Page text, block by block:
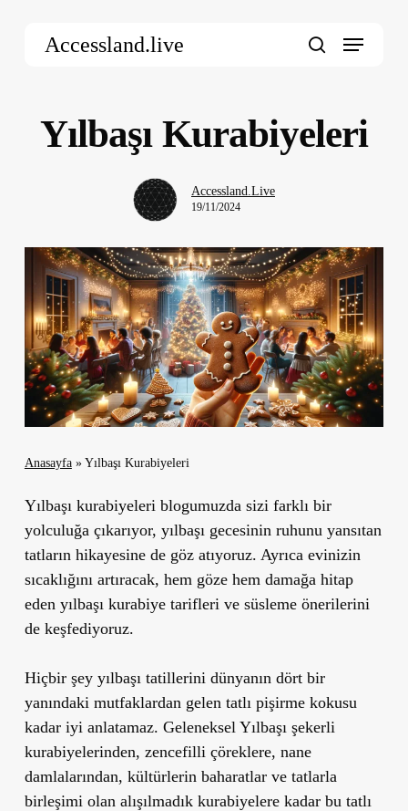
Accessland.live Menu
Yılbaşı Kurabiyeleri
Accessland.Live
19/11/2024
Anasayfa» Yılbaşı Kurabiyeleri
Yılbaşı kurabiyeleri blogumuzda sizi farklı bir
yolculuğa çıkarıyor, yılbaşı gecesinin ruhunu yansıtan
tatların hikayesine de göz atıyoruz. Ayrıca evinizin
sıcaklığını artıracak, hem göze hem damağa hitap
eden yılbaşı kurabiye tarifleri ve süsleme önerilerini
de keşfediyoruz.
Hiçbir şey yılbaşı tatillerini dünyanın dört bir
yanındaki mutfaklardan gelen tatlı pişirme kokusu
kadar iyi anlatamaz. Geleneksel Yılbaşı şekerli
kurabiyelerinden, zencefilli çöreklere, nane
damlalarından, kültürlerin baharatlar ve tatlarla
birleşimi olan alışılmadık kurabiyelere kadar bu tatlı